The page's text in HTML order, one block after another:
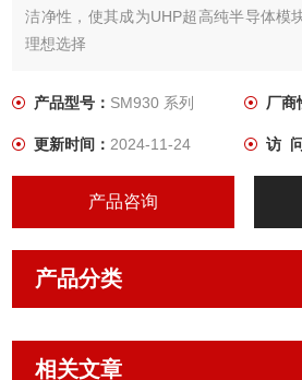
洁净性，使其成为UHP超高纯半导体模
理想选择
产品型号： SM930 系列 厂商
更新时间：2024-11-24 访
产品咨询
产品分类
相关文章